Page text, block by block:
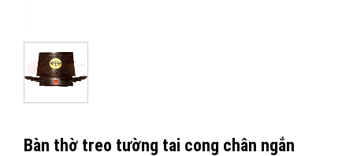
Bàn thờ treo tường tai cong chân ngắn